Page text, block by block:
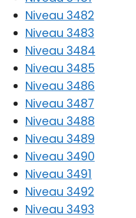
Niveau 3482
Niveau 3483
Niveau 3484
Niveau 3485
Niveau 3486
Niveau 3487
Niveau 3488
Niveau 3489
Niveau 3490
Niveau 3491
Niveau 3492
Niveau 3493